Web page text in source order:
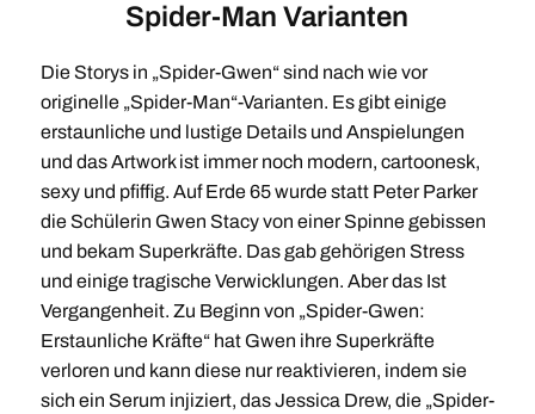
Spider-Man Varianten
Die Storys in „Spider-Gwen“ sind nach wie vor
originelle „Spider-Man“-Varianten. Es gibt einige
erstaunliche und lustige Details und Anspielungen
und das Artwork ist immer noch modern, cartoonesk,
sexy und pfiffig. Auf Erde 65 wurde statt Peter Parker
die Schülerin Gwen Stacy von einer Spinne gebissen
und bekam Superkräfte. Das gab gehörigen Stress
und einige tragische Verwicklungen. Aber das Ist
Vergangenheit. Zu Beginn von „Spider-Gwen:
Erstaunliche Kräfte“ hat Gwen ihre Superkräfte
verloren und kann diese nur reaktivieren, indem sie
sich ein Serum injiziert, das Jessica Drew, die „Spider-